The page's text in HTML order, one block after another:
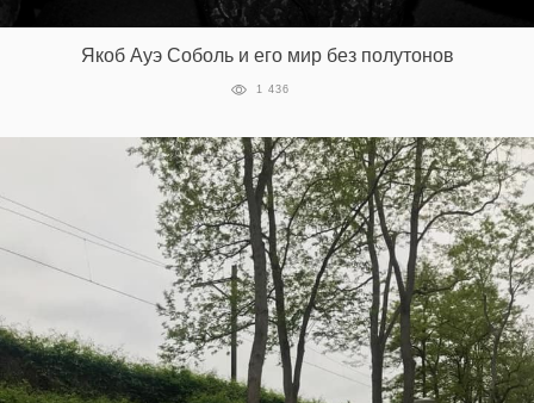
Якоб Ауэ Соболь и его мир без полутонов
1 436